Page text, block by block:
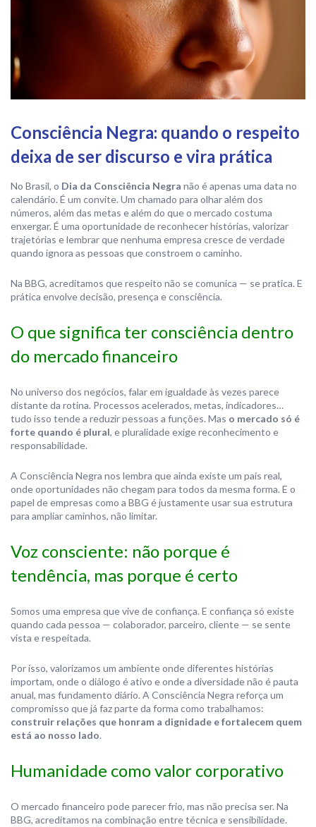
Consciência Negra: quando o respeito
deixa de ser discurso e vira prática
No Brasil, o Dia da Consciência Negra não é apenas uma data no
calendário. É um convite. Um chamado para olhar além dos
números, além das metas e além do que o mercado costuma
enxergar. É uma oportunidade de reconhecer histórias, valorizar
trajetórias e lembrar que nenhuma empresa cresce de verdade
quando ignora as pessoas que constroem o caminho.
Na BBG, acreditamos que respeito não se comunica — se pratica. E
prática envolve decisão, presença e consciência.
O que significa ter consciência dentro
do mercado financeiro
No universo dos negócios, falar em igualdade às vezes parece
distante da rotina. Processos acelerados, metas, indicadores…
tudo isso tende a reduzir pessoas a funções. Mas o mercado só é
forte quando é plural, e pluralidade exige reconhecimento e
responsabilidade.
A Consciência Negra nos lembra que ainda existe um país real,
onde oportunidades não chegam para todos da mesma forma. E o
papel de empresas como a BBG é justamente usar sua estrutura
para ampliar caminhos, não limitar.
Voz consciente: não porque é
tendência, mas porque é certo
Somos uma empresa que vive de confiança. E confiança só existe
quando cada pessoa — colaborador, parceiro, cliente — se sente
vista e respeitada.
Por isso, valorizamos um ambiente onde diferentes histórias
importam, onde o diálogo é ativo e onde a diversidade não é pauta
anual, mas fundamento diário. A Consciência Negra reforça um
compromisso que já faz parte da forma como trabalhamos:
construir relações que honram a dignidade e fortalecem quem
está ao nosso lado.
Humanidade como valor corporativo
O mercado financeiro pode parecer frio, mas não precisa ser. Na
BBG, acreditamos na combinação entre técnica e sensibilidade.